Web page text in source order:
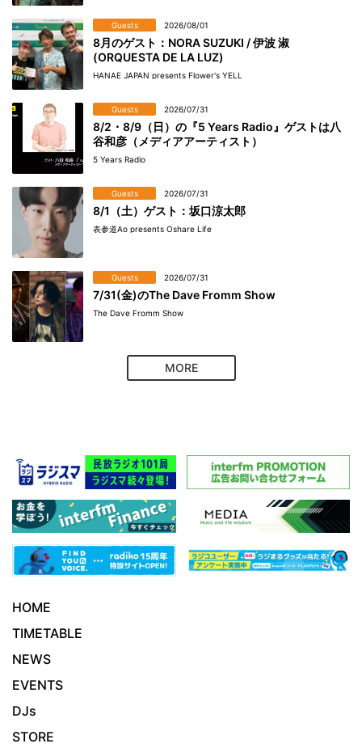
Guests 2026/08/01
8月のゲスト：NORA SUZUKI / 伊波 淑
(ORQUESTA DE LA LUZ)
HANAE JAPAN presents Flower's YELL
Guests 2026/07/31
8/2・8/9（日）の『5 Years Radio』ゲストは八
谷和彦（メディアアーティスト）
5 Years Radio
Guests 2026/07/31
8/1（土）ゲスト：坂口涼太郎
表参道Ao presents Oshare Life
Guests 2026/07/31
7/31(金)のThe Dave Fromm Show
The Dave Fromm Show
MORE
HOME
TIMETABLE
NEWS
EVENTS
DJs
STORE